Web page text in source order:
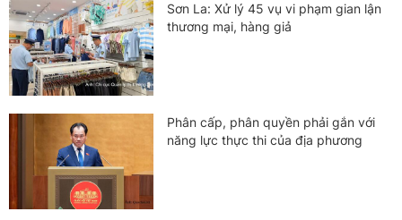
Sơn La: Xử lý 45 vụ vi phạm gian lận
thương mại, hàng giả
Phân cấp, phân quyền phải gắn với
năng lực thực thi của địa phương